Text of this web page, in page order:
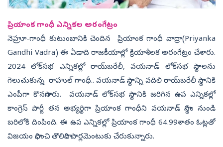
ప్రియాంక గాంధీ ఎన్నికల అరంగేట్రం
నెహ్రూ-గాంధీ కుటుంబానికి చెందిన ప్రియాంక గాంధీ వాద్రా(Priyanka
Gandhi Vadra) ఈ ఏడాది రాజకీయాల్లో క్రియాశీలక అరంగేట్రం చేశారు.
2024 లోక్‌సభ ఎన్నికల్లో రాయ్‌బరేలీ, వయనాడ్ లోక్‌సభ స్థానాలను
గెలుచుకున్న రాహుల్ గాంధీ.. వయనాడ్ స్థానాన్ని వదిలి రాయ్‌బరేలీ స్థానానికి
ఎంపీగా కొనసాగారు. వయనాడ్ లోక్‌సభ స్థానానికి జరిగిన ఉప ఎన్నికల్లో
కాంగ్రెస్ పార్టీ తన అభ్యర్థిగా ప్రియాంక గాంధీని వయనాడ్ స్థానం నుండి
బరిలోకి దింపింది. ఈ ఉప ఎన్నికల్లో ప్రియాంక గాంధీ 64.99శాతం ఓట్లతో
విజయం సాధించి తొలిసారి పార్లమెంటుకు చేరుకున్నారు.